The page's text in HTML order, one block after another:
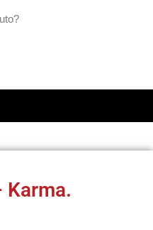
Karma.